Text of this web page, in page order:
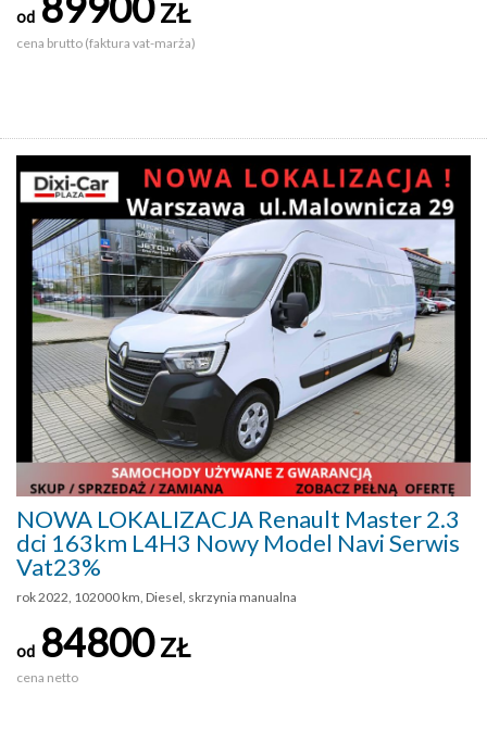
od ZŁ
cena brutto (faktura vat-marża)
NOWA LOKALIZACJA Renault Master 2.3
dci 163km L4H3 Nowy Model Navi Serwis
Vat23%
rok 2022, 102000 km, Diesel, skrzynia manualna
od 84800ZŁ
cena netto